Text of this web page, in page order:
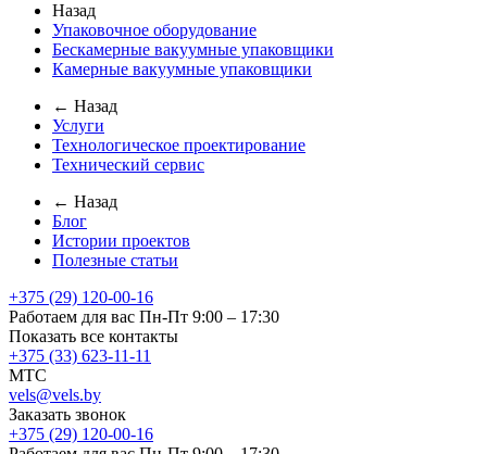
Назад
Упаковочное оборудование
Бескамерные вакуумные упаковщики
Камерные вакуумные упаковщики
← Назад
Услуги
Технологическое проектирование
Технический сервис
← Назад
Блог
Истории проектов
Полезные статьи
+375 (29) 120-00-16
Работаем для вас Пн-Пт 9:00 – 17:30
Показать все контакты
+375 (33) 623-11-11
MTC
vels@vels.by
Заказать звонок
+375 (29) 120-00-16